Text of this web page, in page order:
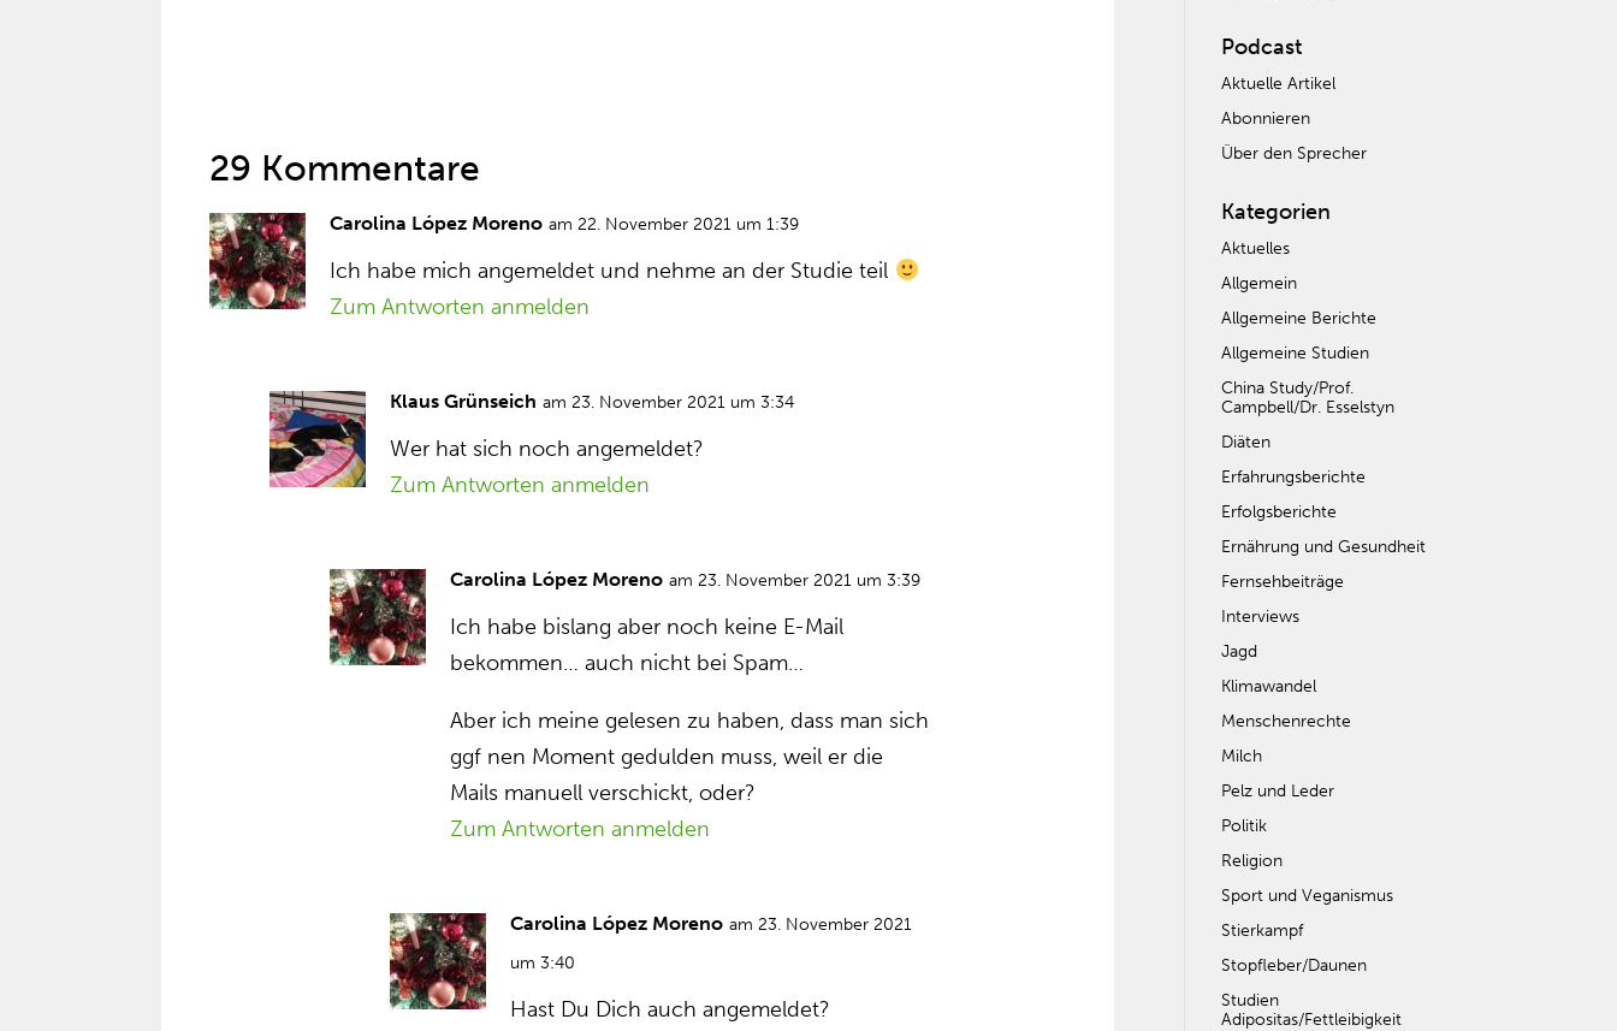
29 Kommentare
Carolina López Moreno am 22. November 2021 um 1:39
Ich habe mich angemeldet und nehme an der Studie teil
Zum Antworten anmelden
Klaus Grünseich am 23. November 2021 um 3:34
Wer hat sich noch angemeldet?
Zum Antworten anmelden
Carolina López Moreno am 23. November 2021 um 3:39
Ich habe bislang aber noch keine E-Mail
bekommen… auch nicht bei Spam…
Aber ich meine gelesen zu haben, dass man sich
ggf nen Moment gedulden muss, weil er die
Mails manuell verschickt, oder?
Zum Antworten anmelden
Carolina López Moreno am 23. November 2021
um 3:40
Hast Du Dich auch angemeldet?
Podcast
Aktuelle Artikel
Abonnieren
Über den Sprecher
Kategorien
Aktuelles
Allgemein
Allgemeine Berichte
Allgemeine Studien
China Study/Prof.
Campbell/Dr. Esselstyn
Diäten
Erfahrungsberichte
Erfolgsberichte
Ernährung und Gesundheit
Fernsehbeiträge
Interviews
Jagd
Klimawandel
Menschenrechte
Milch
Pelz und Leder
Politik
Religion
Sport und Veganismus
Stierkampf
Stopfleber/Daunen
Studien
Adipositas/Fettleibigkeit